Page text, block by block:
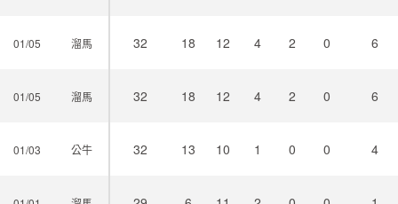
01/05 溜馬
01/05 溜馬
01/03 公牛
32 18 12 4 2 0 6
32 18 12 4 2 0 6
32 13 10 1 0 0 4